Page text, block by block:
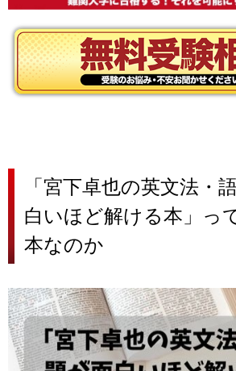
「宮下卓也の英文法・
白いほど解ける本」っ
本なのか